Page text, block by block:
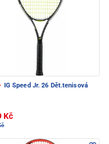
·
IG Speed Jr. 26 Dět.tenisová
Kč